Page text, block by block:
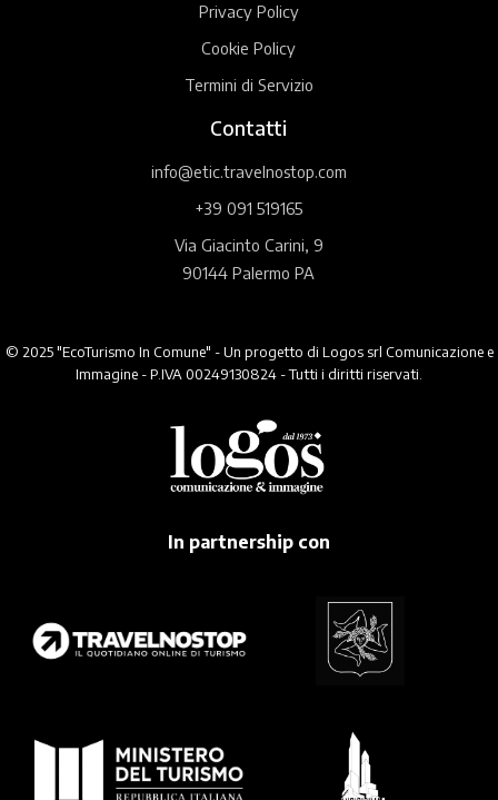
Privacy Policy
Cookie Policy
Termini di Servizio
Contatti
info@etic.travelnostop.com
+39 091 519165
Via Giacinto Carini, 9
90144 Palermo PA
© 2025 "EcoTurismo In Comune" - Un progetto di Logos srl Comunicazione e
Immagine - P.IVA 00249130824 - Tutti i diritti riservati.
In partnership con